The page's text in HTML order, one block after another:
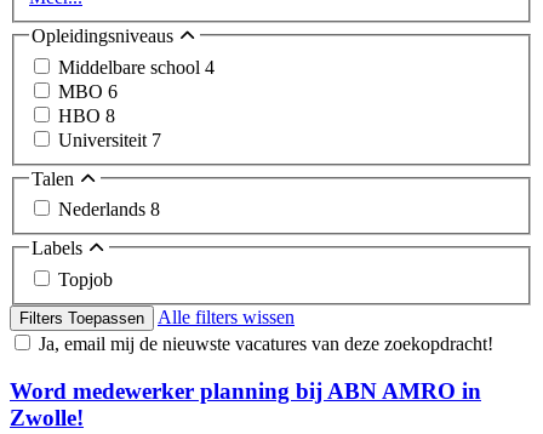
Opleidingsniveaus
Middelbare school 4
MBO 6
HBO 8
Universiteit 7
Talen
Nederlands 8
Labels
Topjob
Filters Toepassen
Alle filters wissen
Ja, email mij de nieuwste vacatures van deze zoekopdracht!
Word medewerker planning bij ABN AMRO in
Zwolle!